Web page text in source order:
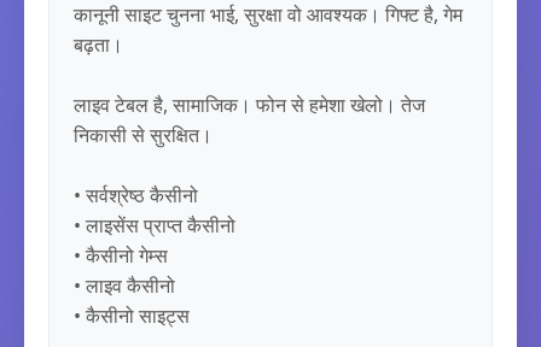
कानूनी साइट चुनना भाई, सुरक्षा वो आवश्यक। गिफ्ट है, गेम
बढ़ता।
लाइव टेबल है, सामाजिक। फोन से हमेशा खेलो। तेज
निकासी से सुरक्षित।
• सर्वश्रेष्ठ कैसीनो
• लाइसेंस प्राप्त कैसीनो
• कैसीनो गेम्स
• लाइव कैसीनो
• कैसीनो साइट्स